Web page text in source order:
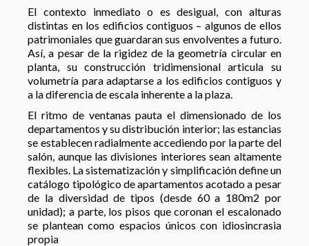
El contexto inmediato o es desigual, con alturas
distintas en los edificios contiguos – algunos de ellos
patrimoniales que guardaran sus envolventes a futuro.
Así, a pesar de la rigidez de la geometría circular en
planta, su construcción tridimensional articula su
volumetría para adaptarse a los edificios contiguos y
a la diferencia de escala inherente a la plaza.
El ritmo de ventanas pauta el dimensionado de los
departamentos y su distribución interior; las estancias
se establecen radialmente accediendo por la parte del
salón, aunque las divisiones interiores sean altamente
flexibles. La sistematización y simplificación define un
catálogo tipológico de apartamentos acotado a pesar
de la diversidad de tipos (desde 60 a 180m2 por
unidad); a parte, los pisos que coronan el escalonado
se plantean como espacios únicos con idiosincrasia
propia